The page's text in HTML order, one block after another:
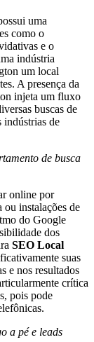
uma
como o
e o
indústria
um local
A presença da
injeta um fluxo
buscas de
indústrias de
de busca
online por
ou instalações de
do Google
dos
SEO Local
suas
e nos resultados
crítica
pois pode
a pé e leads